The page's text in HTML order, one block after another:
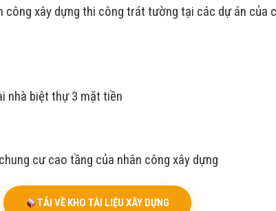
công xây dựng thi công trát tường tại các dự án của
nhà biệt thự 3 mặt tiền
cư cao tầng của nhân công xây dựng
TẢI VỀ KHO TÀI LIỆU XÂY DỰNG